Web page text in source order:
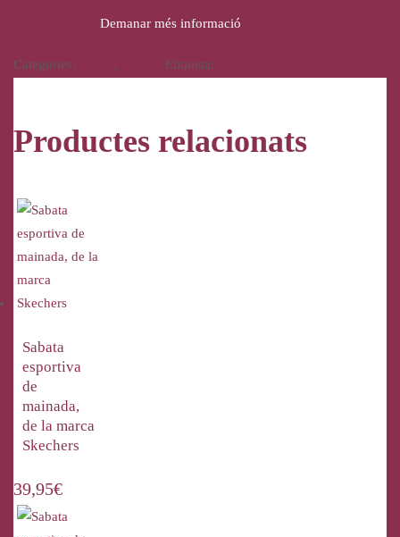
Demanar més informació
Categories: , Etiqueta:
Productes relacionats
Sabata
esportiva
de
mainada,
de la marca
Skechers
39,95€